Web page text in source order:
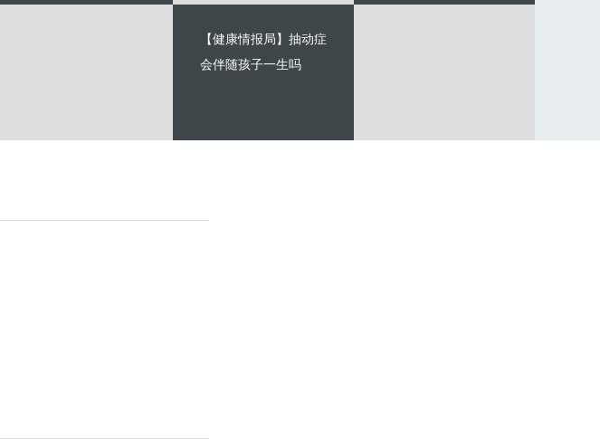
【健康情报局】抽动症
会伴随孩子一生吗